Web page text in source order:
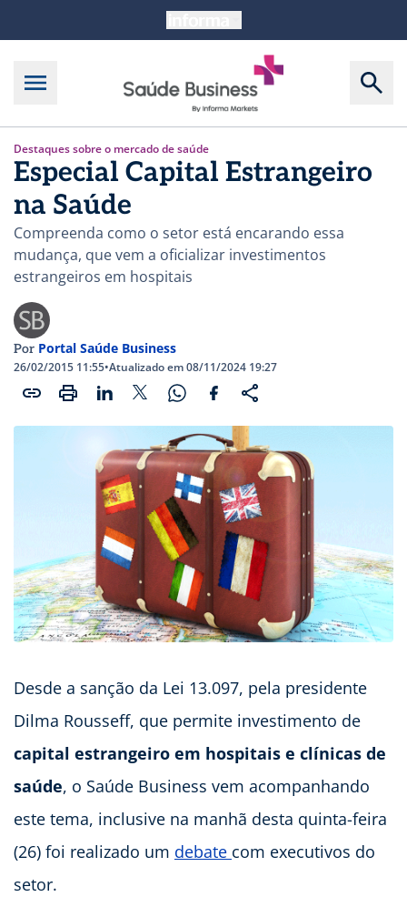
Destaques sobre o mercado de saúde
Especial Capital Estrangeiro
na Saúde
Compreenda como o setor está encarando essa
mudança, que vem a oficializar investimentos
estrangeiros em hospitais
Por Portal Saúde Business
26/02/2015 11:55•Atualizado em 08/11/2024 19:27
Desde a sanção da Lei 13.097, pela presidente
Dilma Rousseff, que permite investimento de
capital estrangeiro em hospitais e clínicas de
saúde, o Saúde Business vem acompanhando
este tema, inclusive na manhã desta quinta-feira
(26) foi realizado um debate com executivos do
setor.